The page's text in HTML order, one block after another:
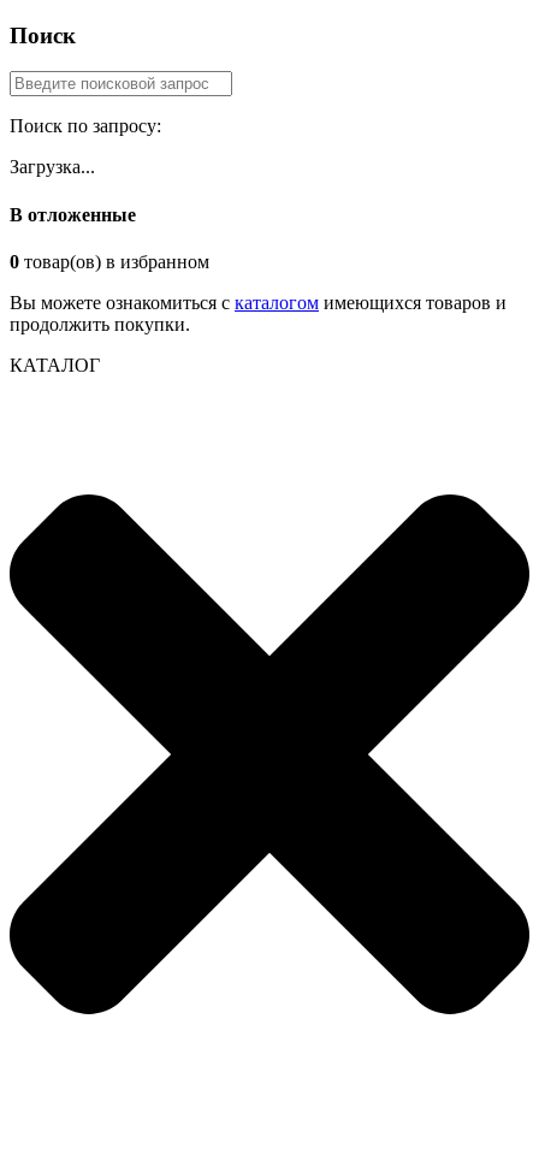
Поиск
Поиск по запросу:
Загрузка...
В отложенные
0 товар(ов) в избранном
Вы можете ознакомиться с каталогом имеющихся товаров и
продолжить покупки.
КАТАЛОГ